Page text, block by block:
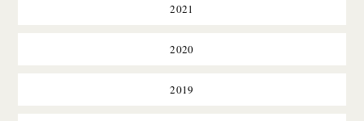
2021
2020
2019